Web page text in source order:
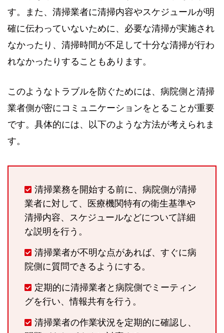
す。また、清掃業者に清掃内容やスケジュールが明
確に伝わっていないために、必要な清掃が実施され
なかったり、清掃時間が不足して十分な清掃が行わ
れなかったりすることもあります。
このようなトラブルを防ぐためには、病院側と清掃
業者側が密にコミュニケーションをとることが重要
です。具体的には、以下のような方法が考えられま
す。
清掃業務を開始する前に、病院側が清掃
業者に対して、医療機関特有の衛生基準や
清掃内容、スケジュールなどについて詳細
な説明を行う。
清掃業者が不明な点があれば、すぐに病
院側に質問できるようにする。
定期的に清掃業者と病院側でミーティン
グを行い、情報共有を行う。
清掃業者の作業状況を定期的に確認し、